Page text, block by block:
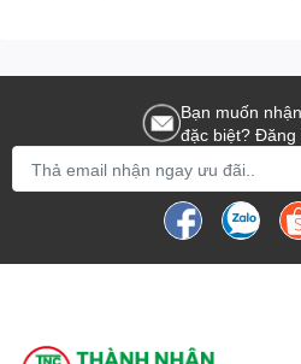
Bạn muốn
đặc biệt? Đăng